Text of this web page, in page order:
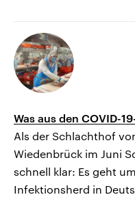
Was aus den COVID-
Als der Schlachthof
Wiedenbrück im Juni
schnell klar: Es geht
Infektionsherd in